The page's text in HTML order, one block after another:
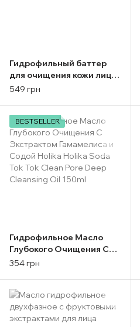
Гидрофильный баттер
для очищения кожи лица
MERMADE Melt the day off
549 грн
BESTSELLER
Гидрофильное Масло
Глубокого Очищения С
Экстрактом Гамамелиса
Deep Cleansing Oil 150ml
354 грн